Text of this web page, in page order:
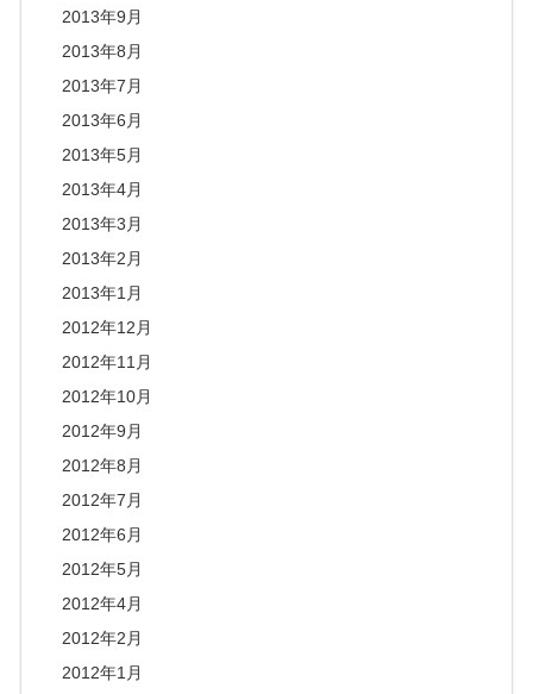
2013年9月
2013年8月
2013年7月
2013年6月
2013年5月
2013年4月
2013年3月
2013年2月
2013年1月
2012年12月
2012年11月
2012年10月
2012年9月
2012年8月
2012年7月
2012年6月
2012年5月
2012年4月
2012年2月
2012年1月